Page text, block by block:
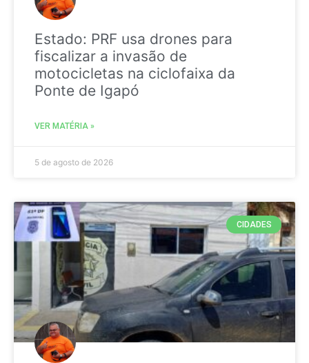
Estado: PRF usa drones para
fiscalizar a invasão de
motocicletas na ciclofaixa da
Ponte de Igapó
VER MATÉRIA »
5 de agosto de 2026
CIDADES